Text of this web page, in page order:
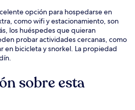
opción para hospedarse en
como wifi y estacionamiento, son
los huéspedes que quieran
probar actividades cercanas, como
en bicicleta y snorkel. La propiedad
sobre esta